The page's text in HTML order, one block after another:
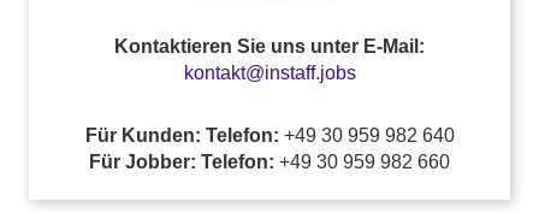
Kontaktieren Sie uns unter E-Mail:
kontakt@instaff.jobs
Für Kunden: Telefon: +49 30 959 982 640
Für Jobber: Telefon: +49 30 959 982 660